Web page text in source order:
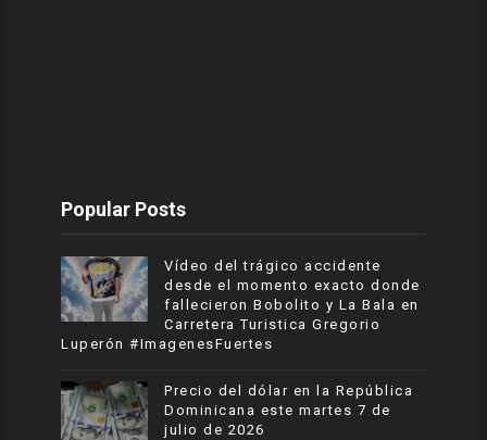
Popular Posts
Vídeo del trágico accidente
desde el momento exacto donde
fallecieron Bobolito y La Bala en
Carretera Turistica Gregorio
Luperón #ImagenesFuertes
Precio del dólar en la República
Dominicana este martes 7 de
julio de 2026